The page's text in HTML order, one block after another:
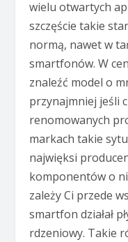
wielu otwartych
szczęście takie
normą, nawet w
smartfonów. W
znaleźć model o
przynajmniej jeśli
renomowanych
markach takie
najwięksi
komponentów o
zależy Ci przede
smartfon działał
rdzeniowy. Takie